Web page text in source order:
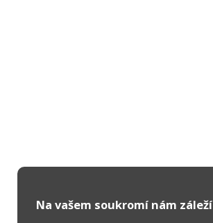
Na vašem soukromí nám záleží